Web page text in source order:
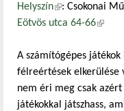
Helyszín(külső
: Csokonai
Eötvös utca 64-66(külső
A számítógépes
félreértések elkerülése
nem éri meg csak
játékokkal játszhass,